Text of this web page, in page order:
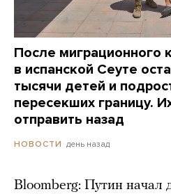
После миграционного
в испанской Сеуте
тысячи детей и
пересекших границу.
отправить назад
НОВОСТИ день назад
Bloomberg: Путин начал